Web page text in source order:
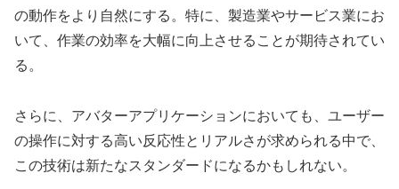
の動作をより自然にする。特に、製造業やサービス業にお
いて、作業の効率を大幅に向上させることが期待されてい
る。
さらに、アバターアプリケーションにおいても、ユーザー
の操作に対する高い反応性とリアルさが求められる中で、
この技術は新たなスタンダードになるかもしれない。